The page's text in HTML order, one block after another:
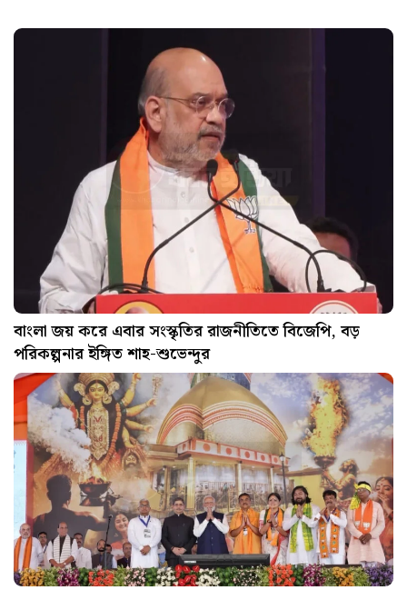
বাংলা জয় করে এবার সংস্কৃতির রাজনীতিতে বিজেপি, বড়
পরিকল্পনার ইঙ্গিত শাহ-শুভেন্দুর